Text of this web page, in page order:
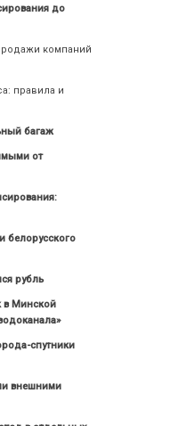
до
компаний
правила и
багаж
от
белорусского
рубль
в Минской
спутники
внешними